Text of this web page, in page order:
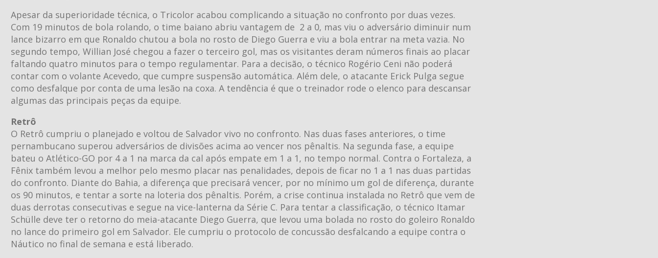
Apesar da superioridade técnica, o Tricolor acabou complicando a situação no confronto por duas vezes.
Com 19 minutos de bola rolando, o time baiano abriu vantagem de 2 a 0, mas viu o adversário diminuir num
lance bizarro em que Ronaldo chutou a bola no rosto de Diego Guerra e viu a bola entrar na meta vazia. No
segundo tempo, Willian José chegou a fazer o terceiro gol, mas os visitantes deram números finais ao placar
faltando quatro minutos para o tempo regulamentar. Para a decisão, o técnico Rogério Ceni não poderá
contar com o volante Acevedo, que cumpre suspensão automática. Além dele, o atacante Erick Pulga segue
como desfalque por conta de uma lesão na coxa. A tendência é que o treinador rode o elenco para descansar
algumas das principais peças da equipe.
Retrô
O Retrô cumpriu o planejado e voltou de Salvador vivo no confronto. Nas duas fases anteriores, o time
pernambucano superou adversários de divisões acima ao vencer nos pênaltis. Na segunda fase, a equipe
bateu o Atlético-GO por 4 a 1 na marca da cal após empate em 1 a 1, no tempo normal. Contra o Fortaleza, a
Fênix também levou a melhor pelo mesmo placar nas penalidades, depois de ficar no 1 a 1 nas duas partidas
do confronto. Diante do Bahia, a diferença que precisará vencer, por no mínimo um gol de diferença, durante
os 90 minutos, e tentar a sorte na loteria dos pênaltis. Porém, a crise continua instalada no Retrô que vem de
duas derrotas consecutivas e segue na vice-lanterna da Série C. Para tentar a classificação, o técnico Itamar
Schülle deve ter o retorno do meia-atacante Diego Guerra, que levou uma bolada no rosto do goleiro Ronaldo
no lance do primeiro gol em Salvador. Ele cumpriu o protocolo de concussão desfalcando a equipe contra o
Náutico no final de semana e está liberado.